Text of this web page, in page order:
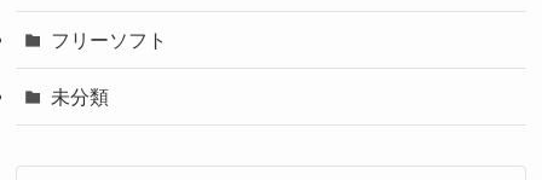
フリーソフト
未分類